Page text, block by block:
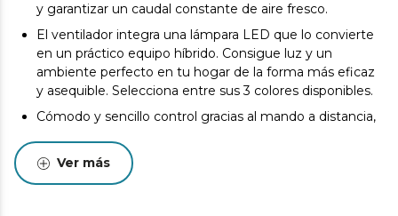
y garantizar un caudal constante de aire fresco.
El ventilador integra una lámpara LED que lo convierte
en un práctico equipo híbrido. Consigue luz y un
ambiente perfecto en tu hogar de la forma más eficaz
y asequible. Selecciona entre sus 3 colores disponibles.
Cómodo y sencillo control gracias al mando a distancia,
del ventilador.
Podrás elegir entre 6 velocidades de funcionamiento
Ver más